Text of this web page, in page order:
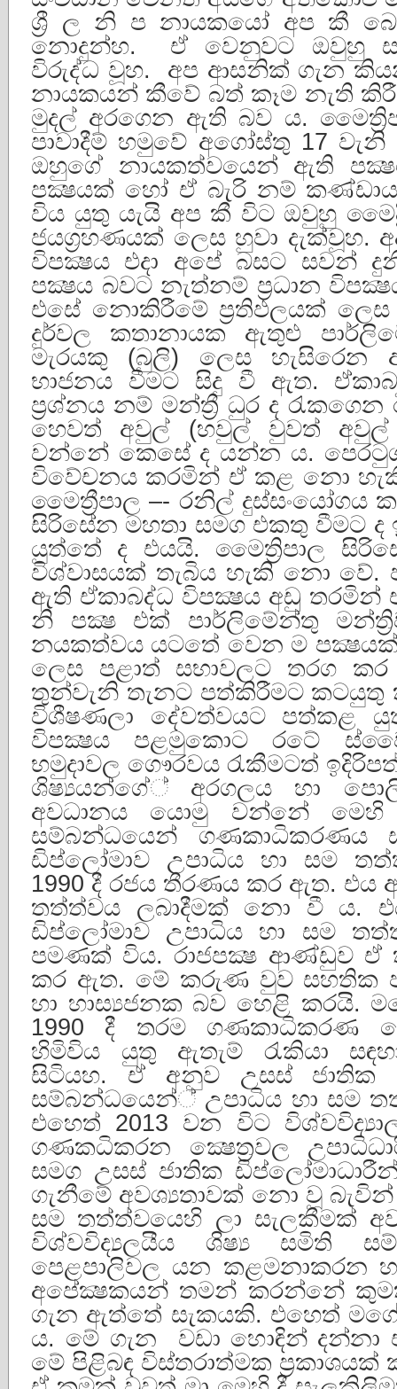
ශ්‍රී ල නි ප නායකයෝ අප කී
නොදුන්හ. ඒ වෙනුවට ඔවුහු
විරුද්ධ වූහ. අප ආසනික් ගැන
නායකයන් කීවේ බත් කෑම නැති
මුදල් අරගෙන ඇති බව ය.
පාවාදීම් හමුවේ අගෝස්තු 17 වැනි
ඔහුගේ නායකත්වයෙන් ඇති
පක්‍ෂයක් හෝ ඒ බැරි නම්
විය යුතු යැයි අප කී විට ඔවුහු
ජයග්‍රහණයක් ලෙස හුවා දැක්වූහ.
විපක්‍ෂය එදා අපේ බසට
පක්‍ෂය බවට නැත්නම් ප්‍රධාන
එසේ නොකිරීමේ ප්‍රතිඵලයක් ලෙස
දුර්වල කතානායක ඇතුළු
මැරයකු (බුලි) ලෙස හැසිරෙන
භාජනය වීමට සිදු වී ඇත.
ප්‍රශ්නය නම් මන්ත්‍රී ධුර ද
හෙවත් අවුල් (හවුල් වුවත්
වන්නේ කෙසේ ද යන්න ය.
විවේචනය කරමින් ඒ කළ නො
මෛත්‍රීපාල –- රනිල් දුස්සංයෝගය
සිරිසේන මහතා සමග එකතු වීමට
යුත්තේ ද එයයි. මෛත්‍රිපාල
විශ්වාසයක් තැබිය හැකි නො වේ.
ඇති ඒකාබද්ධ විපක්‍ෂය අඩු තරමින්
නි පක්‍ෂ එක් පාර්ලිමේන්තු
නයකත්වය යටතේ වෙන ම
ලෙස පළාත් සභාවලට තරග
තුන්වැනි තැනට පත්කිරීමට කටයුතු
විශීෂණලා දේවත්වයට පත්කළ
විපක්‍ෂය පළමුකොට රටේ
භමුදාවල ගෞරවය රැකීමටත්
ශිෂ්‍යයන්ගේ් අරගලය හා
අවධානය යොමු වන්නේ මෙහි
සම්බන්ධයෙන් ගණකාධිකරණය
ඩිප්ලෝමාව උපාධිය හා සම
1990 දී රජය තීරණය කර ඇත. එය
තත්ත්වය ලබාදීමක් නො වී ය.
ඩිප්ලෝමාව උපාධිය හා සම
පමණක් විය. රාජපක්‍ෂ ආණ්ඩුව ඒ
කර ඇත. මේ කරුණ වුව සහතික
හා හාස්‍යජනක බව හෙළි කරයි.
1990 දී තරම ගණකාධිකරණ
හිමිවිය යුතු ඇතැම් රැකියා
සිටියහ. ඒ අනුව උසස් ජාතික
සම්බන්ධයෙන්් උපාධිය හා සම
එහෙත් 2013 වන විට
ගණකධිකරන ක්‍ෂෙත්‍රවල
සමග උසස් ජාතික
ගැනීමේ අවශ්‍යතාවක් නො වූ
සම තත්ත්වයෙහි ලා සැලකීමක්
විශ්වවිද්‍යලයීය ශිෂ්‍ය සමිති
පෙළපාලිවල යන කළමනාකරන
අපේක්‍ෂකයන් තමන් කරන්නේ
ගැන ඇත්තේ සැකයකි. එහෙත්
ය. මේ ගැන වඩා හොඳින් දන්නා
මේ පිළිබඳ විස්තරාත්මක